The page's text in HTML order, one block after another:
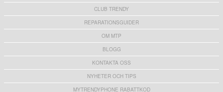
CLUB TRENDY
REPARATIONSGUIDER
OM MTP
BLOGG
KONTAKTA OSS
NYHETER OCH TIPS
MYTRENDYPHONE RABATTKOD